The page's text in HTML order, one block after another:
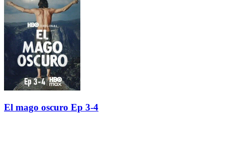
El mago oscuro Ep 3-4